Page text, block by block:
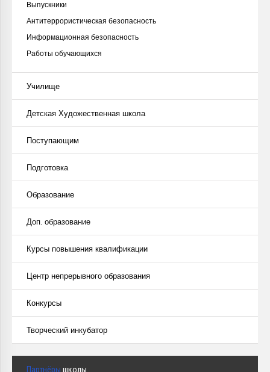
Выпускники
Антитеррористическая безопасность
Информационная безопасность
Работы обучающихся
Училище
Детская Художественная школа
Поступающим
Подготовка
Образование
Доп. образование
Курсы повышения квалификации
Центр непрерывного образования
Конкурсы
Творческий инкубатор
Партнёры школы